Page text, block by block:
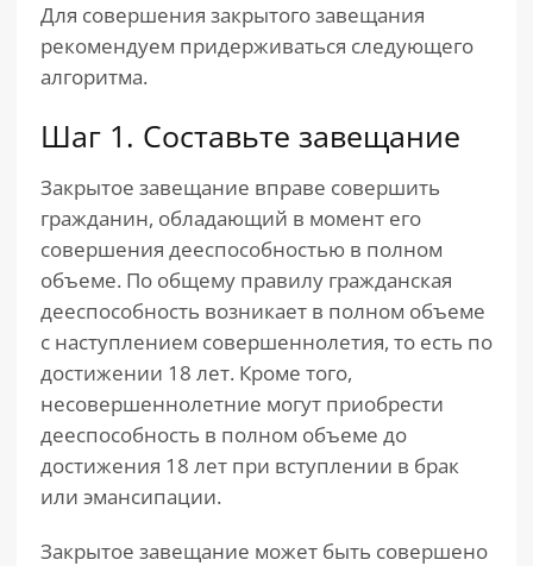
Для совершения закрытого завещания
рекомендуем придерживаться следующего
алгоритма.
Шаг 1. Составьте завещание
Закрытое завещание вправе совершить
гражданин, обладающий в момент его
совершения дееспособностью в полном
объеме. По общему правилу гражданская
дееспособность возникает в полном объеме
с наступлением совершеннолетия, то есть по
достижении 18 лет. Кроме того,
несовершеннолетние могут приобрести
дееспособность в полном объеме до
достижения 18 лет при вступлении в брак
или эмансипации.
Закрытое завещание может быть совершено